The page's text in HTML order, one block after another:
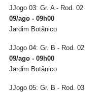
JJogo 03: Gr. A - Rod. 02
09/ago - 09h00
Jardim Botânico
JJogo 04: Gr. B - Rod. 02
09/ago - 09h00
Jardim Botânico
JJogo 05: Gr. B - Rod. 03